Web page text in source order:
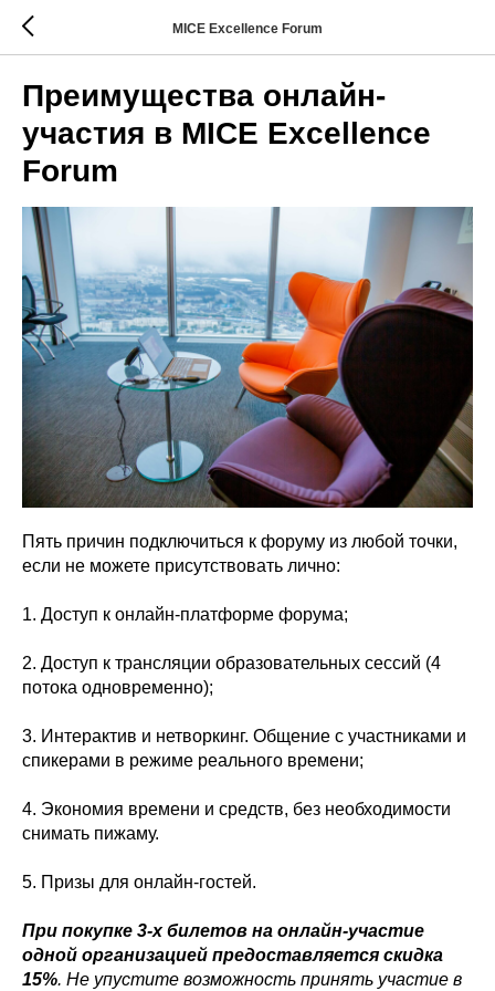
MICE Excellence Forum
Преимущества онлайн-
участия в MICE Excellence
Forum
Пять причин подключиться к форуму из любой точки,
если не можете присутствовать лично:
1. Доступ к онлайн-платформе форума;
2. Доступ к трансляции образовательных сессий (4
потока одновременно);
3. Интерактив и нетворкинг. Общение с участниками и
спикерами в режиме реального времени;
4. Экономия времени и средств, без необходимости
снимать пижаму.
5. Призы для онлайн-гостей.
При покупке 3-х билетов на онлайн-участие
одной организацией предоставляется скидка
15%. Не упустите возможность принять участие в